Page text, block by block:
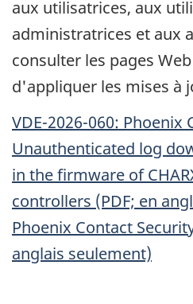
aux utilisatrices, aux
administratrices et aux
consulter les pages
d'appliquer les mises à
VDE-2026-060: Phoenix
Unauthenticated log
in the firmware of
controllers (PDF; en
Phoenix Contact
anglais seulement)